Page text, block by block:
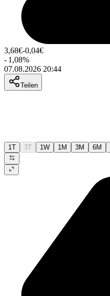
3,68€-0,04€
- 1,08%
07.08.2026 20:44
Teilen
1T 3T 1W 1M 3M 6M